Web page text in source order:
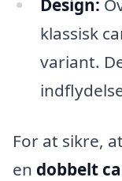
Design:
klassisk
variant.
For at sikre,
en dobbelt